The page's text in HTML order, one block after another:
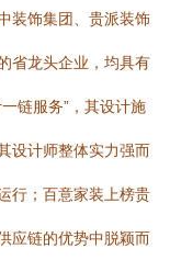
装饰集团、贵派装饰
省龙头企业，均具有
链服务”，其设计施
设计师整体实力强而
行；百意家装上榜贵
应链的优势中脱颖而